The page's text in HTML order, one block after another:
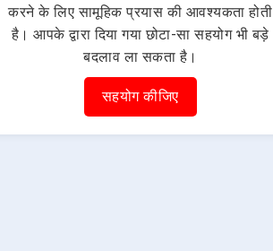
करने के लिए सामूहिक प्रयास की आवश्यकता होती
है। आपके द्वारा दिया गया छोटा-सा सहयोग भी बड़े
बदलाव ला सकता है।
सहयोग कीजिए